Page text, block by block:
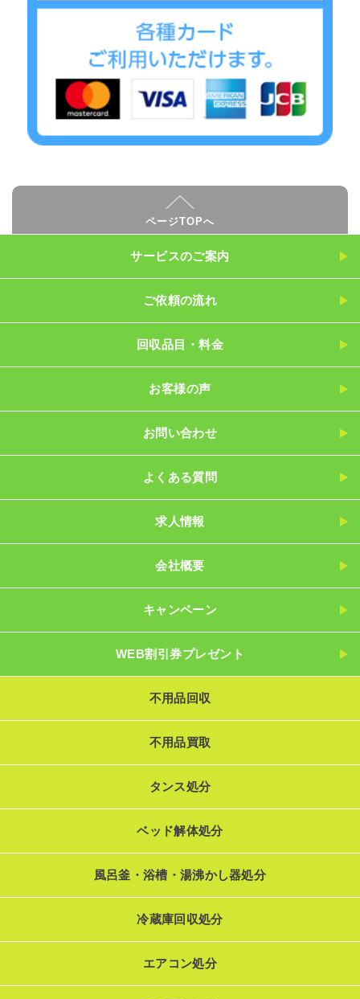
ページTOPへ
サービスのご案内
ご依頼の流れ
回収品目・料金
お客様の声
お問い合わせ
よくある質問
求人情報
会社概要
キャンペーン
WEB割引券プレゼント
不用品回収
不用品買取
タンス処分
ベッド解体処分
風呂釜・浴槽・湯沸かし器処分
冷蔵庫回収処分
エアコン処分